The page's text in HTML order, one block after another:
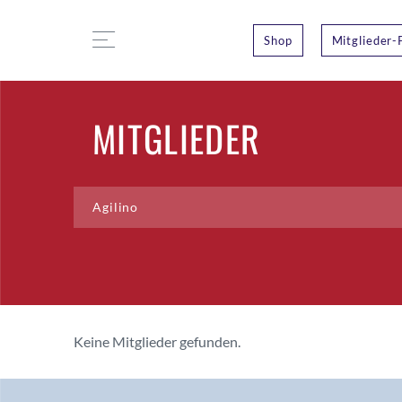
Shop Mitglieder-
MITGLIEDER
Keine Mitglieder gefunden.